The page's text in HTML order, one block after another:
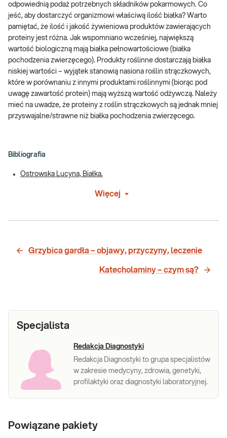
odpowiednią podaż potrzebnych składników pokarmowych. Co
jeść, aby dostarczyć organizmowi właściwą ilość białka? Warto
pamiętać, że ilość i jakość żywieniowa produktów zawierających
proteiny jest różna. Jak wspomniano wcześniej, największą
wartość biologiczną mają białka pełnowartościowe (białka
pochodzenia zwierzęcego). Produkty roślinne dostarczają białka
niskiej wartości – wyjątek stanowią nasiona roślin strączkowych,
które w porównaniu z innymi produktami roślinnymi (biorąc pod
uwagę zawartość protein) mają wyższą wartość odżywczą. Należy
mieć na uwadze, że proteiny z roślin strączkowych są jednak mniej
przyswajalne/strawne niż białka pochodzenia zwierzęcego.
Bibliografia
Ostrowska Lucyna, Białka.
Więcej
Grzybica gardła – objawy, przyczyny, leczenie
Katecholaminy – czym są?
Specjalista
Redakcja Diagnostyki
Redakcja Diagnostyki to grupa specjalistów
w zakresie medycyny, zdrowia, genetyki,
profilaktyki oraz diagnostyki laboratoryjnej.
Powiązane pakiety